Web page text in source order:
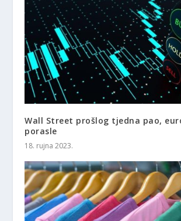
Wall Street prošlog tjedna pao,
porasle
18. rujna 2023.